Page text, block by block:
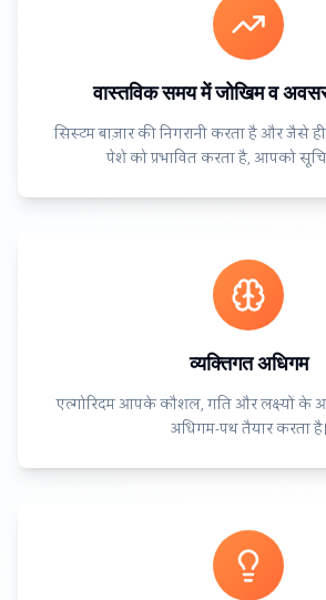
वास्तविक समय में जोखिम व
सिस्टम बाज़ार की निगरानी करता है और जैसे
पेशे को प्रभावित करता है, आपको
व्यक्तिगत अधिगम
एल्गोरिदम आपके कौशल, गति और लक्ष्यों के
अधिगम-पथ तैयार करता है।